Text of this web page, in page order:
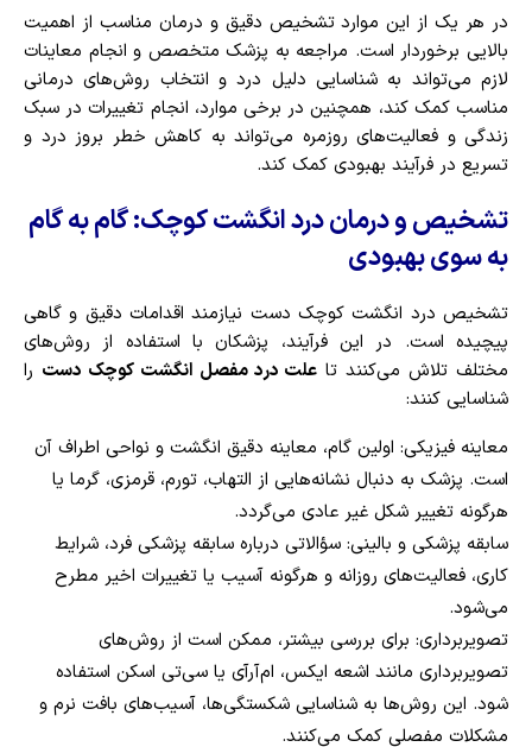
در هر یک از این موارد تشخیص دقیق و درمان مناسب از اهمیت
بالایی برخوردار است. مراجعه به پزشک متخصص و انجام معاینات
لازم می‌تواند به شناسایی دلیل درد و انتخاب روش‌های درمانی
مناسب کمک کند، همچنین در برخی موارد، انجام تغییرات در سبک
زندگی و فعالیت‌های روزمره می‌تواند به کاهش خطر بروز درد و
تسریع در فرآیند بهبودی کمک کند.
تشخیص و درمان درد انگشت کوچک: گام به گام
به سوی بهبودی
تشخیص درد انگشت کوچک دست نیازمند اقدامات دقیق و گاهی
پیچیده است. در این فرآیند، پزشکان با استفاده از روش‌های
مختلف تلاش می‌کنند تا علت درد مفصل انگشت کوچک دست را
شناسایی کنند:
معاینه فیزیکی: اولین گام، معاینه دقیق انگشت و نواحی اطراف آن
است. پزشک به دنبال نشانه‌هایی از التهاب، تورم، قرمزی، گرما یا
هرگونه تغییر شکل غیر عادی می‌گردد.
سابقه پزشکی و بالینی: سؤالاتی درباره سابقه پزشکی فرد، شرایط
کاری، فعالیت‌های روزانه و هرگونه آسیب یا تغییرات اخیر مطرح
می‌شود.
تصویربرداری: برای بررسی بیشتر، ممکن است از روش‌های
تصویربرداری مانند اشعه ایکس، ام‌آر‌آی یا سی‌تی اسکن استفاده
شود. این روش‌ها به شناسایی شکستگی‌ها، آسیب‌های بافت نرم و
مشکلات مفصلی کمک می‌کنند.